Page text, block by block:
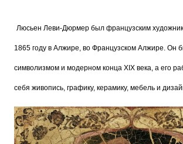
Люсьен Леви-Дюрмер был французским
1865 году в Алжире, во Французском Алжире. Он
символизмом и модерном конца XIX века, а его
себя живопись, графику, керамику, мебель и